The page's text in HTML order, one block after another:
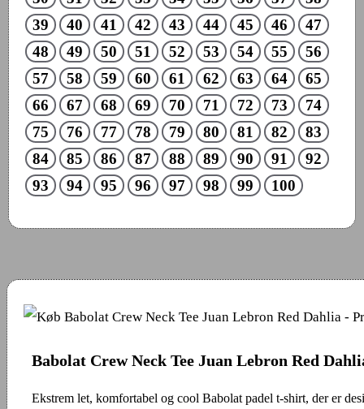
39
40 41 42 43 44 45 46
47
48
49 50 51 52 53 54 55
56
57
58 59 60 61 62 63 64
65
66
67 68 69 70 71 72 73
74
75
76 77 78 79 80 81 82
83
84
85 86 87 88 89 90 91
92
93
94 95 96 97 98 99 100
Babolat Crew Neck Tee Juan Lebron Red
Ekstrem let, komfortabel og cool Babolat padel t-shirt, der er